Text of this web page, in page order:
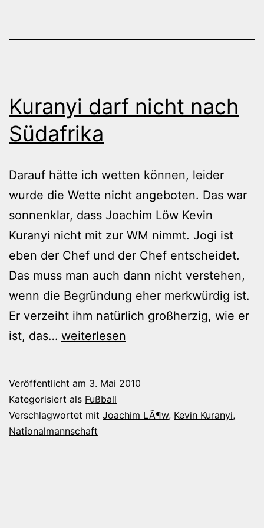
Kuranyi darf nicht nach
Südafrika
Darauf hätte ich wetten können, leider
wurde die Wette nicht angeboten. Das war
sonnenklar, dass Joachim Löw Kevin
Kuranyi nicht mit zur WM nimmt. Jogi ist
eben der Chef und der Chef entscheidet.
Das muss man auch dann nicht verstehen,
wenn die Begründung eher merkwürdig ist.
Er verzeiht ihm natürlich großherzig, wie er
ist, das… Kuranyi
nach
Südafrika
weiterlesen
Veröffentlicht am 3. Mai 2010
Kategorisiert als Fußball
Verschlagwortet mit Joachim LÃ¶w, Kevin Kuranyi,
Nationalmannschaft